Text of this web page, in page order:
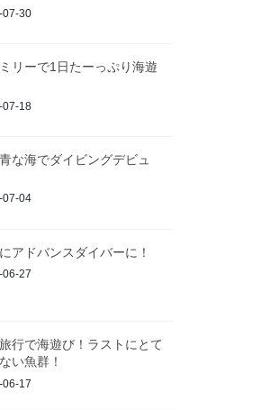
07-30
リーで1日たーっぷり海遊
07-18
な海でダイビングデビュ
07-04
アドバンスダイバーに！
27
行で海遊び！ラストにとて
い魚群！
17